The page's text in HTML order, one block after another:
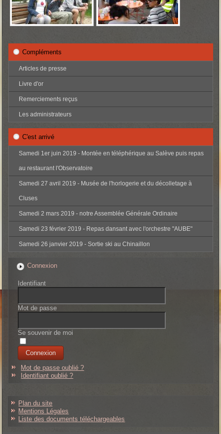
Compléments
Articles de presse
Livre d'or
Remerciements reçus
Les administrateurs
C'est arrivé
Samedi 1er juin 2019 - Montée en téléphérique au Salève puis repas
au restaurant l'Observatoire
Samedi 27 avril 2019 - Musée de l'horlogerie et du décolletage à
Cluses
Samedi 2 mars 2019 - notre Assemblée Générale Ordinaire
Samedi 23 février 2019 - Repas dansant avec l'orchestre "AUBE"
Samedi 26 janvier 2019 - Sortie ski au Chinaillon
Connexion
Identifiant
Mot de passe
Se souvenir de moi
Mot de passe oublié ?
Identifiant oublié ?
Plan du site
Mentions Légales
Liste des documents téléchargeables